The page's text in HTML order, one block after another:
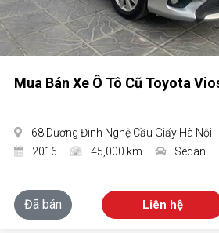
Mua Bán Xe Ô Tô Cũ Toyota
68 Dương Đình Nghệ Cầu Giấy Hà Nội
2016
45,000 km Sedan
Đã bán Liên hệ